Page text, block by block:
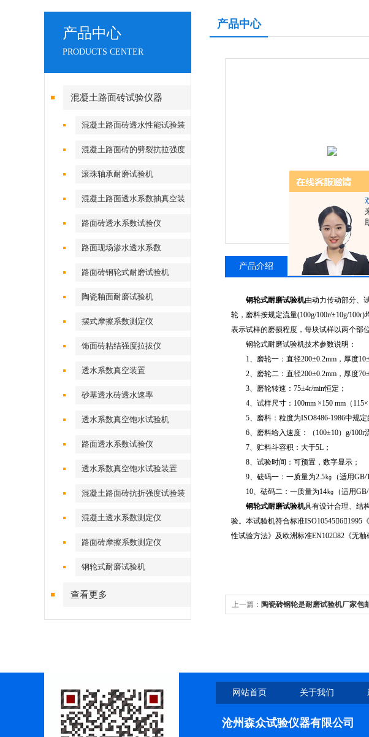
产品中心
PRODUCTS CENTER
混凝土路面砖试验仪器
混凝土路面砖透水性能试验装
置
混凝土路面砖的劈裂抗拉强度
试验装置（夹具）
滚珠轴承耐磨试验机
混凝土路面透水系数抽真空装
路面砖透水系数试验仪
路面现场渗水透水系数
路面砖钢轮式耐磨试验机
陶瓷釉面耐磨试验机
摆式摩擦系数测定仪
饰面砖粘结强度拉拔仪
透水系数真空装置
砂基透水砖透水速率
透水系数真空饱水试验机
路面透水系数试验仪
透水系数真空饱水试验装置
混凝土路面砖抗折强度试验装
置
混凝土透水系数测定仪
路面砖摩擦系数测定仪
钢轮式耐磨试验机
查看更多
产品中心
产品介绍 相关产品
钢轮式耐磨试验机由动力传动部分、
轮，磨料按规定流量(100g/100r/±10g/
表示试样的磨损程度，每块试样以两个部
钢轮式耐磨试验机技术参数说明：
1、磨轮一：直径200±0.2mm，厚度
2、磨轮二：直径200±0.2mm，厚度
3、磨轮转速：75±4r/min恒定；
4、试样尺寸：100mm ×150 mm（
5、磨料：粒度为ISO8486-1986中规定
6、磨料给入速度：（100±10）g/100r
7、贮料斗容积：大于5L；
8、试验时间：可预置，数字显示；
9、砝码一：一质量为2.5㎏（适用GB/
10、砝码二：一质量为14㎏（适用GB/
钢轮式耐磨试验机具有设计合理、结
验。本试验机符合标准ISO1054561995
性试验方法》及欧洲标准EN10282《无
上一篇： 陶瓷砖钢轮是耐磨试验机厂家包
网站首页 关于我们
沧州森众试验仪器有限公司